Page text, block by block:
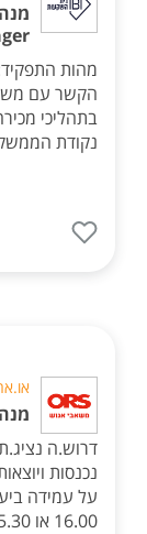
מהות
הקשר עם
בתהליכי
נקודת הממשק
דרוש.ה
נכנסות
16.00 או 08.00-15.30. ללא משמרות! עבודה קב...